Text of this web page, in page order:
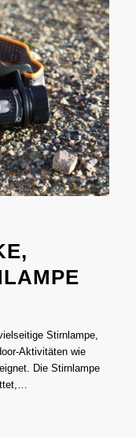
Stirnlampe,
Aktivitäten wie
Die Stirnlampe